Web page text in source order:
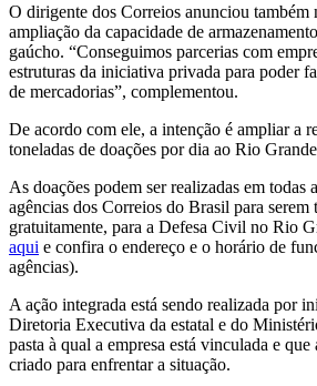
O dirigente dos Correios anunciou também
ampliação da capacidade de
gaúcho. “Conseguimos parcerias com
estruturas da iniciativa privada para poder
de mercadorias”, complementou.
De acordo com ele, a intenção é ampliar a
toneladas de doações por dia ao Rio
As doações podem ser realizadas em todas
agências dos Correios do Brasil para serem
gratuitamente, para a Defesa Civil no Rio
aqui e confira o endereço e o horário de
agências).
A ação integrada está sendo realizada por
Diretoria Executiva da estatal e do
pasta à qual a empresa está vinculada e
criado para enfrentar a situação.